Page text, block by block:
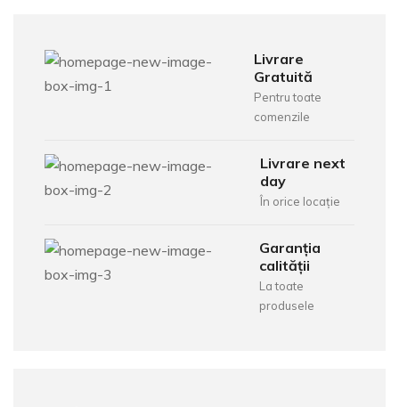
Livrare
Gratuită
Pentru toate
comenzile
Livrare next
day
În orice locație
Garanția
calității
La toate
produsele